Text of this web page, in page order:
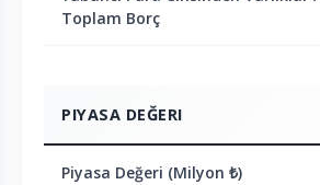
Toplam Borç
PIYASA DEĞERI
Piyasa Değeri (Milyon ₺)